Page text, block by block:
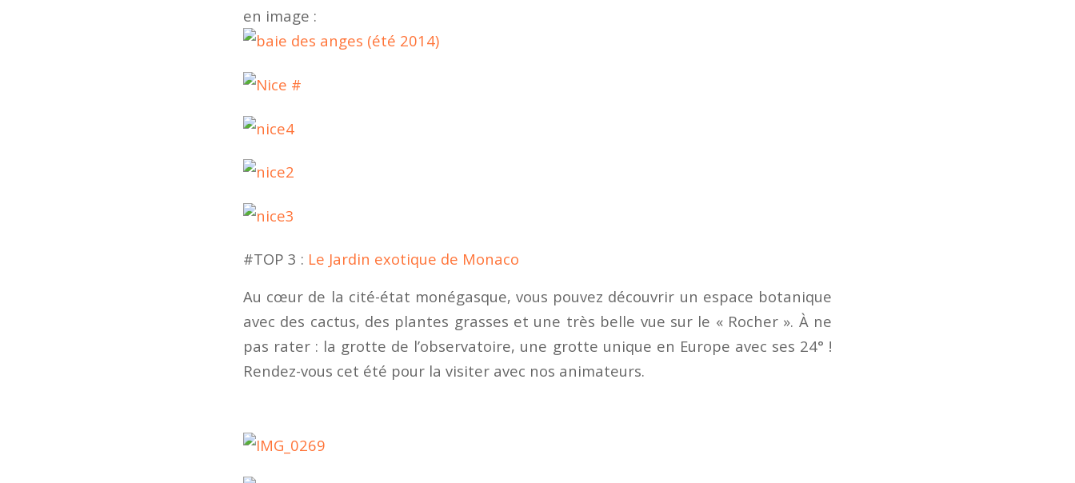
en image :
#TOP 3 : Le Jardin exotique de Monaco
Au cœur de la cité-état monégasque, vous pouvez découvrir un espace botanique
avec des cactus, des plantes grasses et une très belle vue sur le « Rocher ». À ne
pas rater : la grotte de l’observatoire, une grotte unique en Europe avec ses 24° !
Rendez-vous cet été pour la visiter avec nos animateurs.